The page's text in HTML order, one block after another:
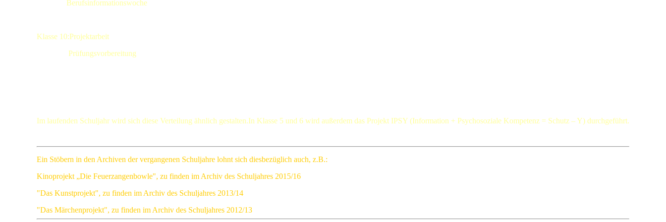
Berufsinformationswoche
Klasse 10:Projektarbeit
Prüfungsvorbereitung
Im laufenden Schuljahr wird sich diese Verteilung ähnlich gestalten.In Klasse 5 und 6 wird außerdem das Projekt IPSY (Information + Psychosoziale Kompetenz = Schutz – Y) durchgeführt.
Ein Stöbern in den Archiven der vergangenen Schuljahre lohnt sich diesbezüglich auch, z.B.:
Kinoprojekt „Die Feuerzangenbowle", zu finden im Archiv des Schuljahres 2015/16
"Das Kunstprojekt", zu finden im Archiv des Schuljahres 2013/14
"Das Märchenprojekt", zu finden im Archiv des Schuljahres 2012/13